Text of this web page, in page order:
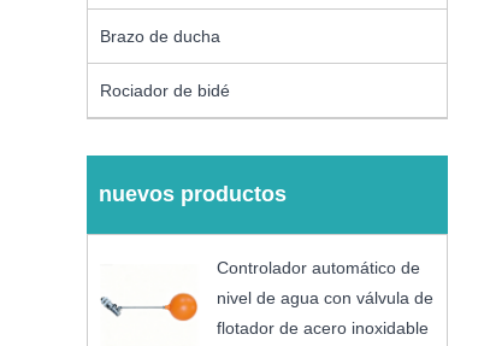
Brazo de ducha
Rociador de bidé
nuevos productos
Controlador automático de
nivel de agua con válvula de
flotador de acero inoxidable